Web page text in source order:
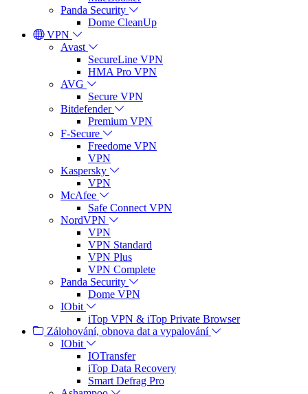
Panda Security
Dome CleanUp
VPN
Avast
SecureLine VPN
HMA Pro VPN
AVG
Secure VPN
Bitdefender
Premium VPN
F-Secure
Freedome VPN
VPN
Kaspersky
VPN
McAfee
Safe Connect VPN
NordVPN
VPN
VPN Standard
VPN Plus
VPN Complete
Panda Security
Dome VPN
IObit
iTop VPN & iTop Private Browser
Zálohování, obnova dat a vypalování
IObit
IOTransfer
iTop Data Recovery
Smart Defrag Pro